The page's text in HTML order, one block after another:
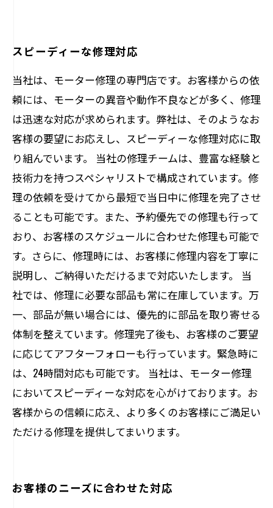
スピーディーな修理対応
当社は、モーター修理の専門店です。お客様からの依
頼には、モーターの異音や動作不良などが多く、修理
は迅速な対応が求められます。弊社は、そのようなお
客様の要望にお応えし、スピーディーな修理対応に取
り組んでいます。 当社の修理チームは、豊富な経験と
技術力を持つスペシャリストで構成されています。修
理の依頼を受けてから最短で当日中に修理を完了させ
ることも可能です。また、予約優先での修理も行って
おり、お客様のスケジュールに合わせた修理も可能で
す。さらに、修理時には、お客様に修理内容を丁寧に
説明し、ご納得いただけるまで対応いたします。 当
社では、修理に必要な部品も常に在庫しています。万
一、部品が無い場合には、優先的に部品を取り寄せる
体制を整えています。修理完了後も、お客様のご要望
に応じてアフターフォローも行っています。緊急時に
は、24時間対応も可能です。 当社は、モーター修理
においてスピーディーな対応を心がけております。お
客様からの信頼に応え、より多くのお客様にご満足い
ただける修理を提供してまいります。
お客様のニーズに合わせた対応